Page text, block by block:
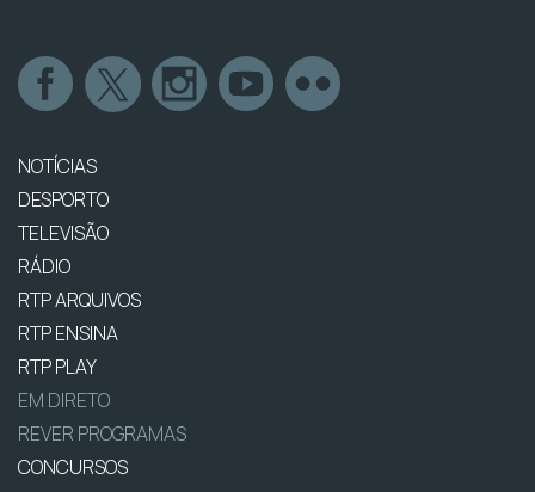
NOTÍCIAS
DESPORTO
TELEVISÃO
RÁDIO
RTP ARQUIVOS
RTP ENSINA
RTP PLAY
EM DIRETO
REVER PROGRAMAS
CONCURSOS